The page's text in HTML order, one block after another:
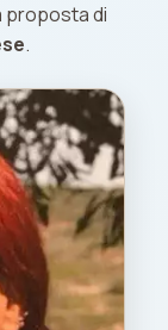
proposta di
.